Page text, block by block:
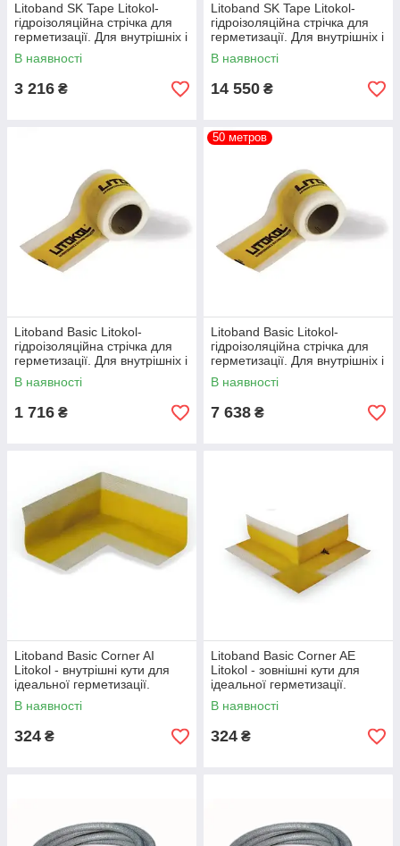
Litoband SK Tape Litokol-
гідроізоляційна стрічка для
герметизації. Для внутрішніх і
зовнішніх приміщень.
Довжина 10 м.
В наявності
3 216 ₴
Litoband SK Tape Litokol-
гідроізоляційна стрічка для
герметизації. Для внутрішніх і
зовнішніх приміщень.
Довжина 50 м.
В наявності
14 550 ₴
Litoband Basic Litokol-
гідроізоляційна стрічка для
герметизації. Для внутрішніх і
зовнішніх приміщень.
Довжина 10 м.
В наявності
1 716 ₴
50 метров
Litoband Basic Litokol-
гідроізоляційна стрічка для
герметизації. Для внутрішніх і
зовнішніх приміщень.
Довжина 50 м.
В наявності
7 638 ₴
Litoband Basic Corner AI
Litokol - внутрішні кути для
ідеальної герметизації.
В наявності
324 ₴
Litoband Basic Corner AE
Litokol - зовнішні кути для
ідеальної герметизації.
В наявності
324 ₴